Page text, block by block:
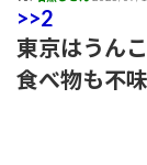
>>2
東京はうん
食べ物も不